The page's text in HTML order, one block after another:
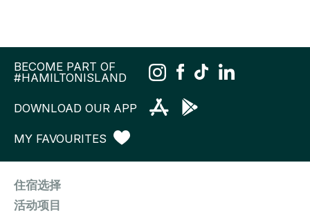
BECOME PART OF
#HAMILTONISLAND
DOWNLOAD OUR APP
MY FAVOURITES
住宿选择
活动项目